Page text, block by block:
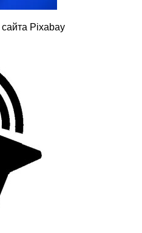
Pixabay